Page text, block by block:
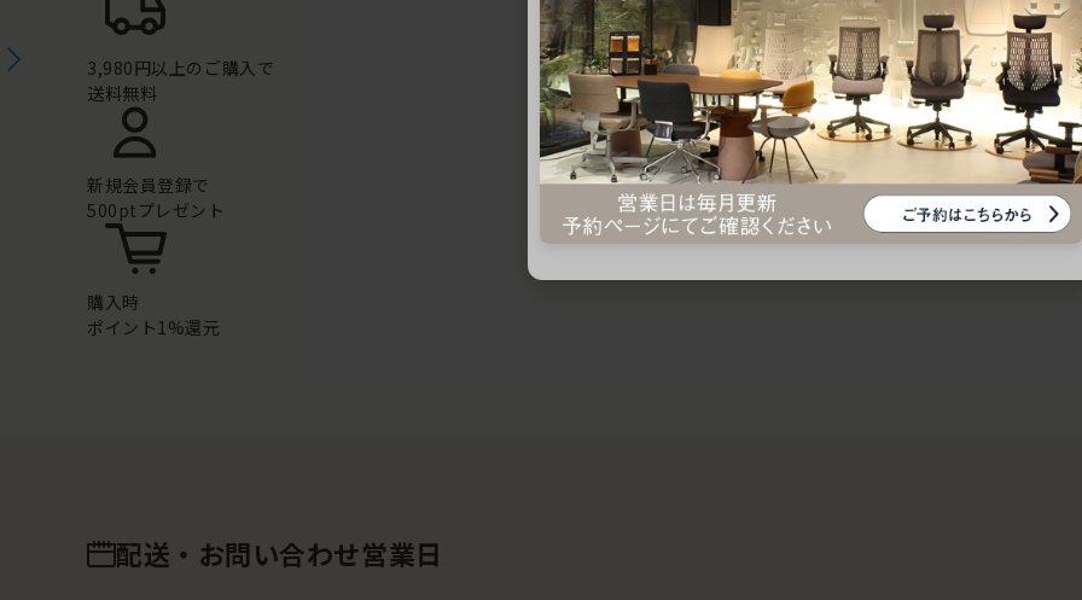
3,980円以上のご購入で
送料無料
新規会員登録で
500ptプレゼント
購入時
ポイント1%還元
配送・お問い合わせ営業日